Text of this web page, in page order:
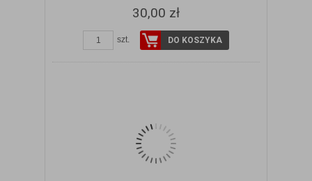
30,00 zł
szt. DO KOSZYKA